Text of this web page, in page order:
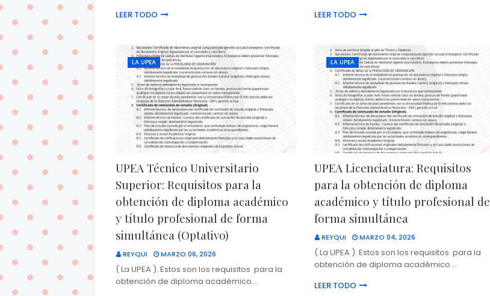
LEER TODO
LEER TODO
LA UPEA
UPEA Técnico Universitario
Superior: Requisitos para la
obtención de diploma académico
y título profesional de forma
simultánea (Optativo)
REYQUI MARZO 06, 2026
( La UPEA ). Estos son los requisitos para la
obtención de diploma académico…
LA UPEA
UPEA Licenciatura: Requisitos
para la obtención de diploma
académico y título profesional de
forma simultánea
REYQUI MARZO 04, 2026
( La UPEA ). Estos son los requisitos para la
obtención de diploma académico …
LEER TODO